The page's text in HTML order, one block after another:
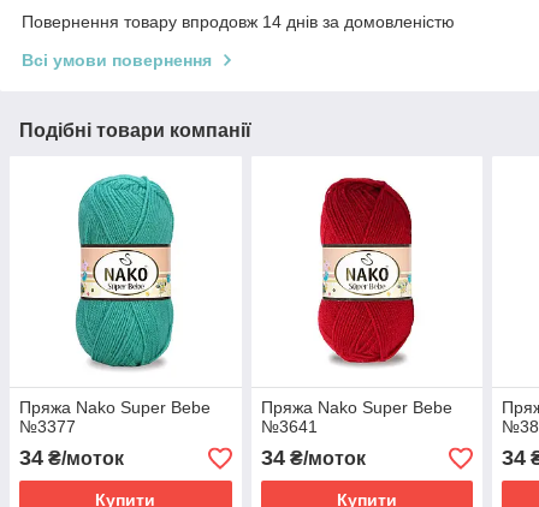
Повернення товару впродовж 14 днів за домовленістю
Всі умови повернення
Подібні товари компанії
Пряжа Nako Super Bebe
№3377
34 ₴/моток
Купити
Пряжа Nako Super Bebe
№3641
34₴/моток
Купити
34